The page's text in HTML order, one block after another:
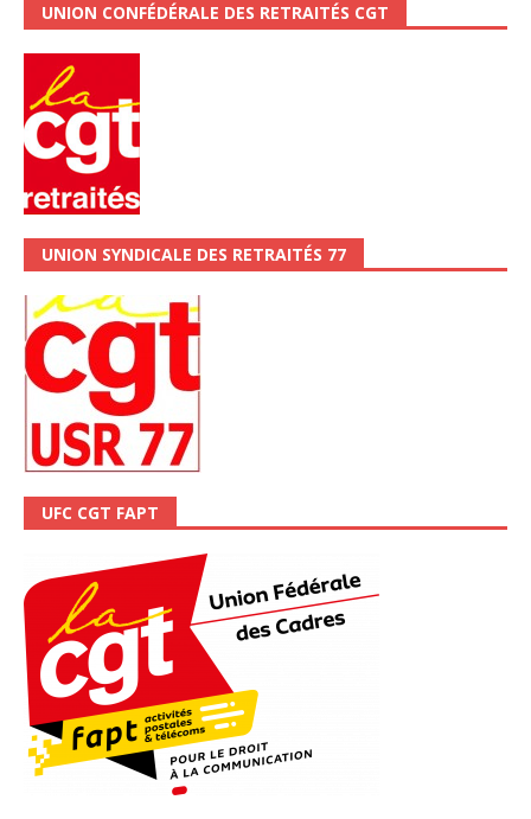
UNION CONFÉDÉRALE DES RETRAITÉS CGT
UNION SYNDICALE DES RETRAITÉS 77
UFC CGT FAPT